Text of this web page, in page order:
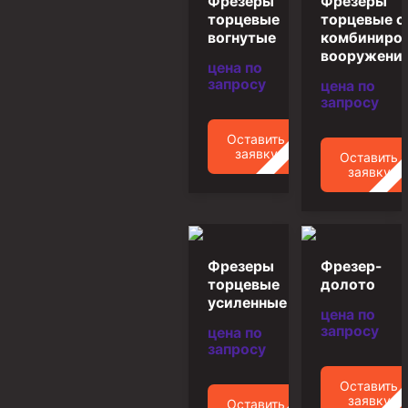
торцевые
вогнутые
цена по
запросу
Оставить
заявку
торцевые с
цена по
запросу
Оставить
заявку
Фрезеры
торцевые
усиленные
цена по
запросу
Оставить
Фрезер-
долото
цена по
запросу
Оставить
заявку